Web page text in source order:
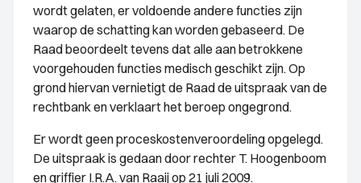
wordt gelaten, er voldoende andere functies zijn
waarop de schatting kan worden gebaseerd. De
Raad beoordeelt tevens dat alle aan betrokkene
voorgehouden functies medisch geschikt zijn. Op
grond hiervan vernietigt de Raad de uitspraak van de
rechtbank en verklaart het beroep ongegrond.
Er wordt geen proceskostenveroordeling opgelegd.
De uitspraak is gedaan door rechter T. Hoogenboom
en griffier I.R.A. van Raaij op 21 juli 2009.